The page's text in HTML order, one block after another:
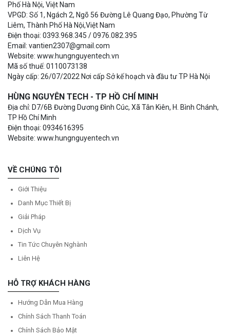
Phố Hà Nội, Việt Nam
VPGD: Số 1, Ngách 2, Ngõ 56 Đường Lê Quang Đạo, Phường Từ
Liêm, Thành Phố Hà Nội,Việt Nam
Điện thoại: 0393.968.345 / 0976.082.395
Email: vantien2307@gmail.com
Website: www.hungnguyentech.vn
Mã số thuế: 0110073138
Ngày cấp: 26/07/2022 Nơi cấp Sở kế hoạch và đầu tư TP Hà Nội
HÙNG NGUYÊN TECH - TP HỒ CHÍ MINH
Địa chỉ: D7/6B Đường Dương Đình Cúc, Xã Tân Kiên, H. Bình Chánh,
TP Hồ Chí Minh
Điện thoại: 0934616395
Website: www.hungnguyentech.vn
VỀ CHÚNG TÔI
Giới Thiệu
Danh Mục Thiết Bị
Giải Pháp
Dịch Vụ
Tin Tức Chuyên Nghành
Liên Hệ
HỖ TRỢ KHÁCH HÀNG
Hướng Dẫn Mua Hàng
Chính Sách Thanh Toán
Chính Sách Bảo Mật